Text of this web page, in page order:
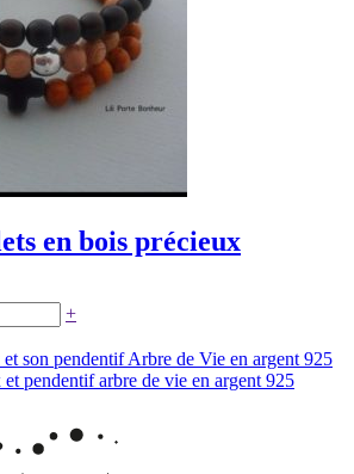
en bois précieux
+
son pendentif Arbre de Vie en argent 925
pendentif arbre de vie en argent 925